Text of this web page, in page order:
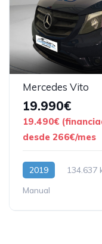
Mercedes Vito
19.990€
19.490€
desde 266€/mes
2019 134.637
Manual